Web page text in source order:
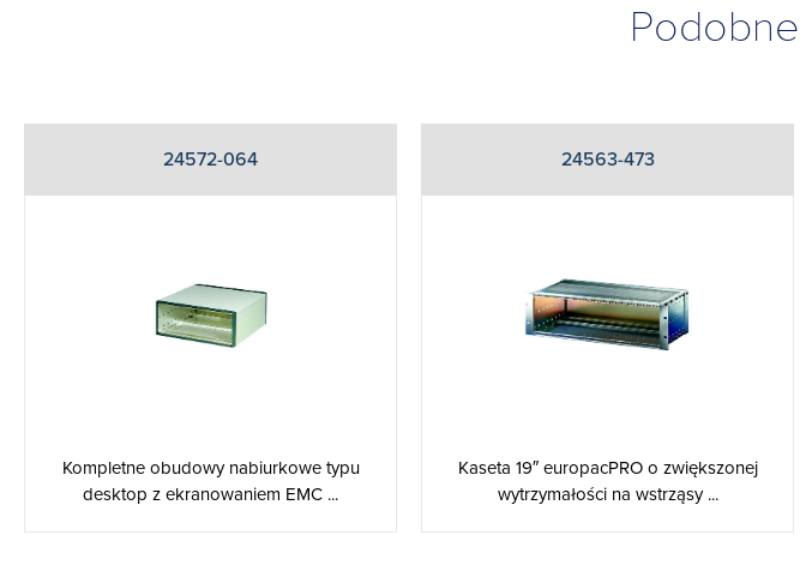
Podobne
24572-064
Kompletne obudowy nabiurkowe typu
desktop z ekranowaniem EMC ...
24563-473
Kaseta 19″ europacPRO o zwiększonej
wytrzymałości na wstrząsy ...